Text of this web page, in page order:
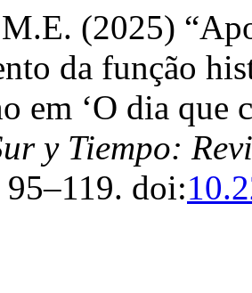
(2025)
da função
em ‘O dia
y Tiempo:
doi: